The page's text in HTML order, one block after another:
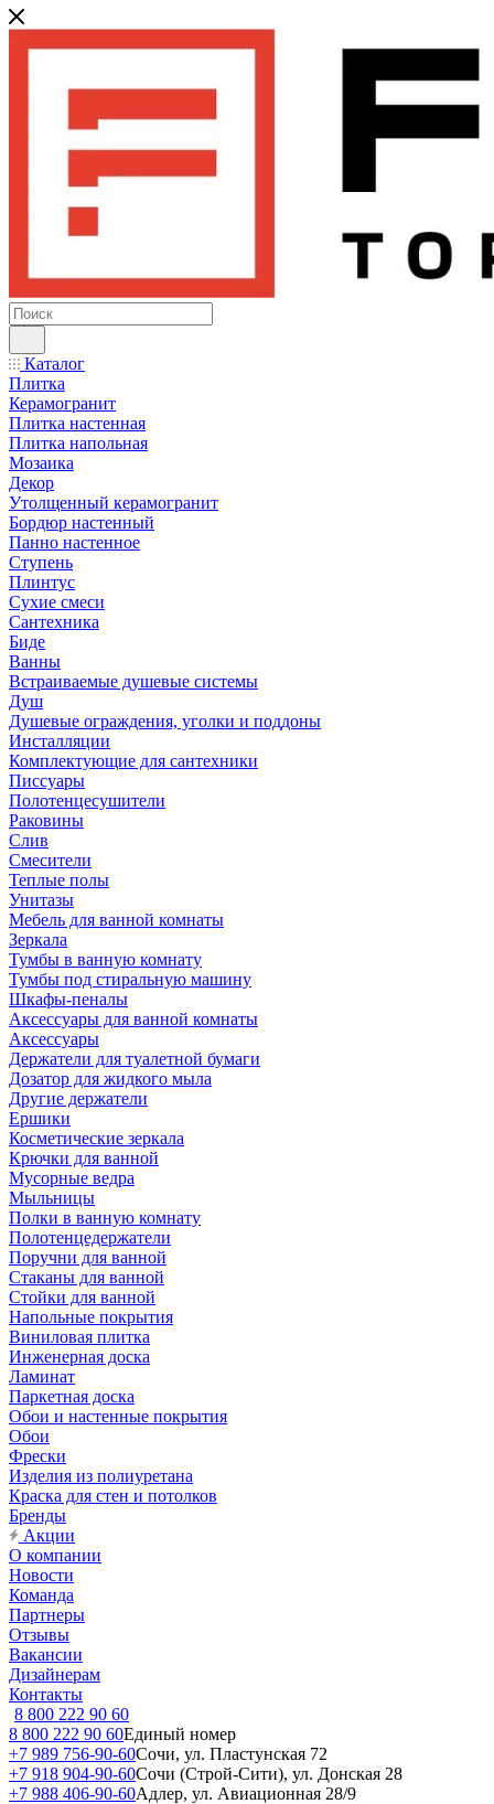
Каталог
Плитка
Керамогранит
Плитка настенная
Плитка напольная
Мозаика
Декор
Утолщенный керамогранит
Бордюр настенный
Панно настенное
Ступень
Плинтус
Сухие смеси
Сантехника
Биде
Ванны
Встраиваемые душевые системы
Душ
Душевые ограждения, уголки и поддоны
Инсталляции
Комплектующие для сантехники
Писсуары
Полотенцесушители
Раковины
Слив
Смесители
Теплые полы
Унитазы
Мебель для ванной комнаты
Зеркала
Тумбы в ванную комнату
Тумбы под стиральную машину
Шкафы-пеналы
Аксессуары для ванной комнаты
Аксессуары
Держатели для туалетной бумаги
Дозатор для жидкого мыла
Другие держатели
Ершики
Косметические зеркала
Крючки для ванной
Мусорные ведра
Мыльницы
Полки в ванную комнату
Полотенцедержатели
Поручни для ванной
Стаканы для ванной
Стойки для ванной
Напольные покрытия
Виниловая плитка
Инженерная доска
Ламинат
Паркетная доска
Обои и настенные покрытия
Обои
Фрески
Изделия из полиуретана
Краска для стен и потолков
Бренды
Акции
О компании
Новости
Команда
Партнеры
Отзывы
Вакансии
Дизайнерам
Контакты
8 800 222 90 60
8 800 222 90 60Единый номер
+7 989 756-90-60Сочи, ул. Пластунская 72
+7 918 904-90-60Сочи (Строй-Сити), ул. Донская 28
+7 988 406-90-60Адлер, ул. Авиационная 28/9